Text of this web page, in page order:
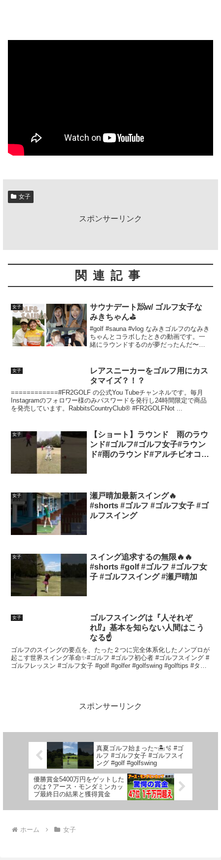
女子
スポンサーリンク
関連記事
女子
サウナデート🧖w/ ゴルフ女子な
みきちゃん⛳️
#golf #sauna #vlog なみきゴルフのなみき
ちゃんとコラボしたときの動画です。一
緒にラウンドするのが夢だったんだ〜！
女子
レアスニーカーをゴルフ用にカス
タマイズ？！？
============#FR2GOLF の公式You Tubeチャンネルです。毎月
Instagramのフォロワー様のみパスワードを発行し24時間限定で商品
を発売しています。RabbitsCountryClub®︎ #FR2GOLFNot ...
女子
【ショート】ラウンド 雨のラウ
ンド#ゴルフ#ゴルフ女子#ラウン
ド#雨のラウンド#アルチビオコー
女子
瀬戸晴加最新スイング🔥
#shorts #ゴルフ #ゴルフ女子 #ゴ
ルフスイング
女子
スイング追求するの無限🔥🔥
#shorts #golf #ゴルフ #ゴルフ女
子 #ゴルフスイング #瀬戸晴加
女子
ゴルフスイングは『人それぞ
れ⁉️』基本を知らない人間はこう
なる☝️
ゴルフのスイングの要点を、たった２つに完全体系化したノンプロが
起こす世界スイング革命✨#ゴルフ #ゴルフ初心者 #ゴルフスイング #
ゴルフレッスン #ゴルフ女子 #golf #golfer #golfswing #golftips #タイ
スポンサーリンク
真夏ゴルフ始まった~🏝️🫧 #ゴ
ルフ #ゴルフ女子 #ゴルフスイ
ング #golf #golfswing
優勝賞金5400万円をゲットした
のは？アース・モンダミンカッ
プ最終日の結果と獲得賞金
ホーム 女子